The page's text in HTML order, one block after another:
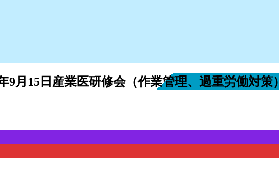
月15日産業医研修会（作業管理、過重労働対策